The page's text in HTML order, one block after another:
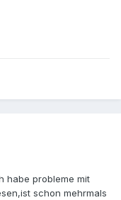
habe probleme mit
schon mehrmals